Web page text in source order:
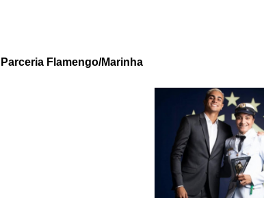
Parceria Flamengo/Marinha